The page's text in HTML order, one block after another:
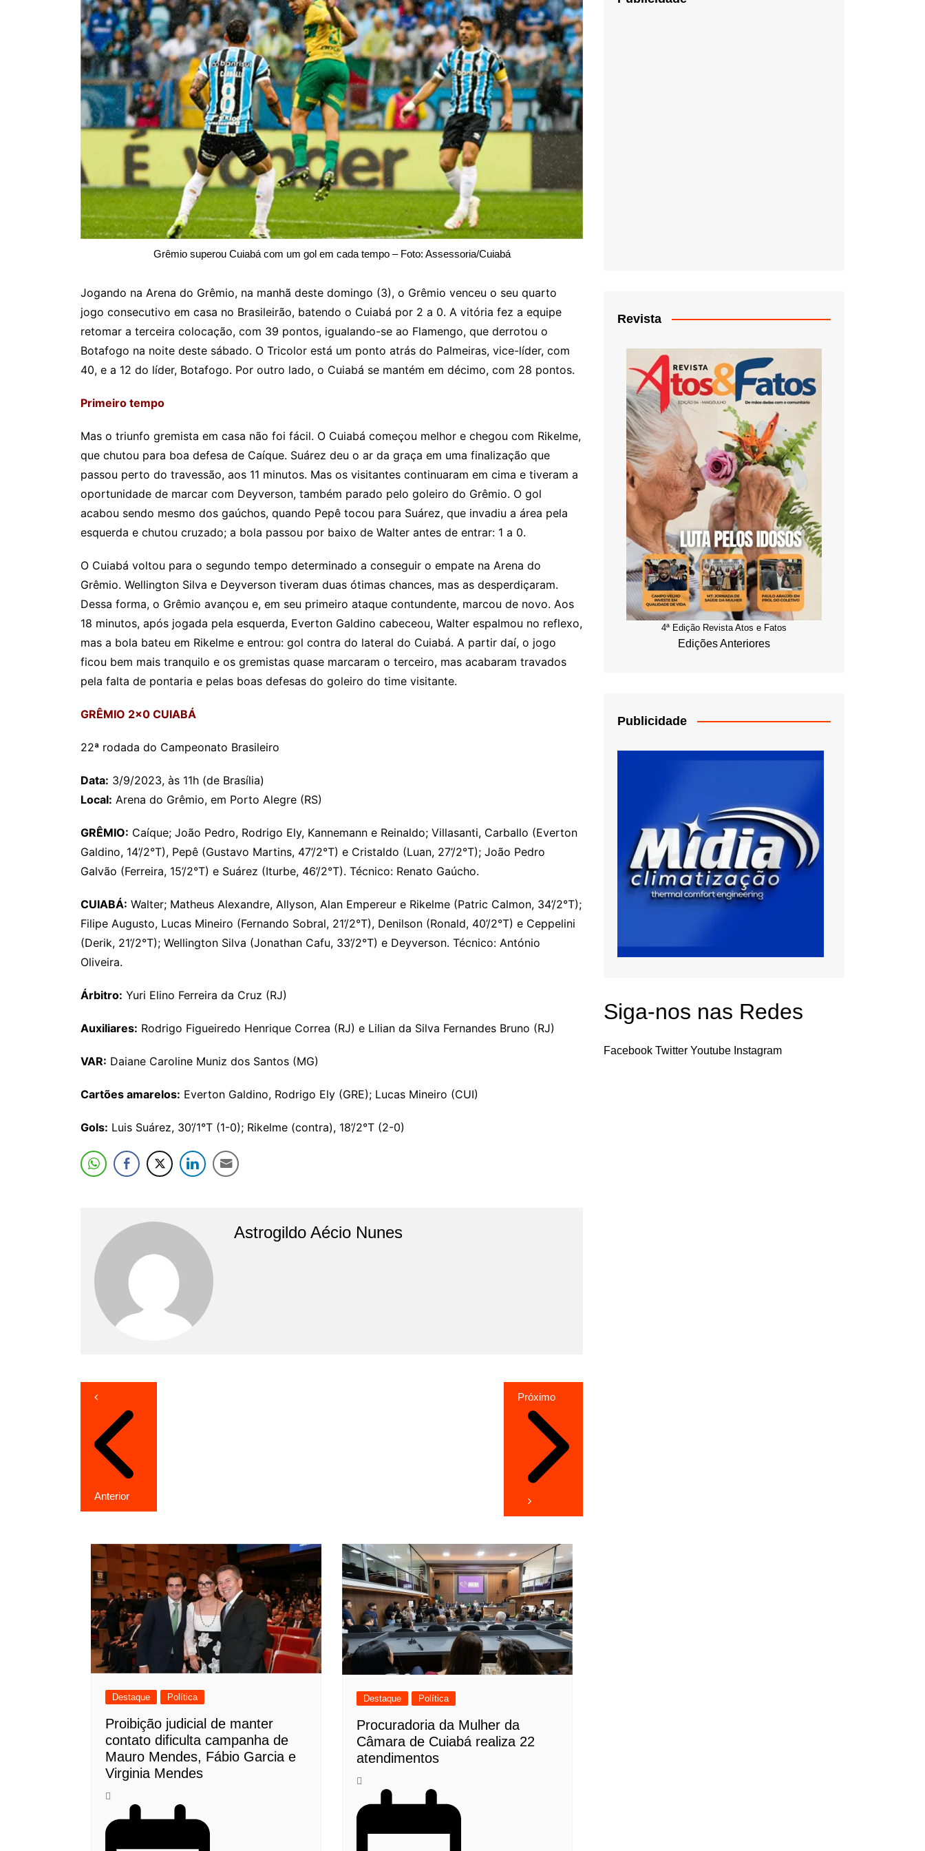
Grêmio superou Cuiabá com um gol em cada tempo – Foto: Assessoria/Cuiabá
Jogando na Arena do Grêmio, na manhã deste domingo (3), o Grêmio venceu o seu quarto
jogo consecutivo em casa no Brasileirão, batendo o Cuiabá por 2 a 0. A vitória fez a equipe
retomar a terceira colocação, com 39 pontos, igualando-se ao Flamengo, que derrotou o
Botafogo na noite deste sábado. O Tricolor está um ponto atrás do Palmeiras, vice-líder, com
40, e a 12 do líder, Botafogo. Por outro lado, o Cuiabá se mantém em décimo, com 28 pontos.
Primeiro tempo
Mas o triunfo gremista em casa não foi fácil. O Cuiabá começou melhor e chegou com Rikelme,
que chutou para boa defesa de Caíque. Suárez deu o ar da graça em uma finalização que
passou perto do travessão, aos 11 minutos. Mas os visitantes continuaram em cima e tiveram a
oportunidade de marcar com Deyverson, também parado pelo goleiro do Grêmio. O gol
acabou sendo mesmo dos gaúchos, quando Pepê tocou para Suárez, que invadiu a área pela
esquerda e chutou cruzado; a bola passou por baixo de Walter antes de entrar: 1 a 0.
O Cuiabá voltou para o segundo tempo determinado a conseguir o empate na Arena do
Grêmio. Wellington Silva e Deyverson tiveram duas ótimas chances, mas as desperdiçaram.
Dessa forma, o Grêmio avançou e, em seu primeiro ataque contundente, marcou de novo. Aos
18 minutos, após jogada pela esquerda, Everton Galdino cabeceou, Walter espalmou no reflexo,
mas a bola bateu em Rikelme e entrou: gol contra do lateral do Cuiabá. A partir daí, o jogo
ficou bem mais tranquilo e os gremistas quase marcaram o terceiro, mas acabaram travados
pela falta de pontaria e pelas boas defesas do goleiro do time visitante.
GRÊMIO 2×0 CUIABÁ
22ª rodada do Campeonato Brasileiro
Data: 3/9/2023, às 11h (de Brasília)
Local: Arena do Grêmio, em Porto Alegre (RS)
GRÊMIO: Caíque; João Pedro, Rodrigo Ely, Kannemann e Reinaldo; Villasanti, Carballo (Everton
Galdino, 14’/2°T), Pepê (Gustavo Martins, 47’/2°T) e Cristaldo (Luan, 27’/2°T); João Pedro
Galvão (Ferreira, 15’/2°T) e Suárez (Iturbe, 46’/2°T). Técnico: Renato Gaúcho.
CUIABÁ: Walter; Matheus Alexandre, Allyson, Alan Empereur e Rikelme (Patric Calmon, 34’/2°T);
Filipe Augusto, Lucas Mineiro (Fernando Sobral, 21’/2°T), Denilson (Ronald, 40’/2°T) e Ceppelini
(Derik, 21’/2°T); Wellington Silva (Jonathan Cafu, 33’/2°T) e Deyverson. Técnico: António
Oliveira.
Árbitro: Yuri Elino Ferreira da Cruz (RJ)
Auxiliares: Rodrigo Figueiredo Henrique Correa (RJ) e Lilian da Silva Fernandes Bruno (RJ)
VAR: Daiane Caroline Muniz dos Santos (MG)
Cartões amarelos: Everton Galdino, Rodrigo Ely (GRE); Lucas Mineiro (CUI)
Gols: Luis Suárez, 30’/1°T (1-0); Rikelme (contra), 18’/2°T (2-0)
Astrogildo Aécio Nunes
Navegação
Post
Anterior
Próximo
Destaque Política
Proibição judicial de manter
contato dificulta campanha de
Mauro Mendes, Fábio Garcia e
Virginia Mendes
Destaque Política
Procuradoria da Mulher da
Câmara de Cuiabá realiza 22
atendimentos
Revista
4ª Edição Revista Atos e Fatos
Edições Anteriores
Publicidade
Siga-nos nas Redes
Facebook Twitter Youtube Instagram